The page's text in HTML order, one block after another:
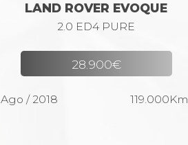
LAND ROVER EVOQUE
2.0 ED4 PURE
28.900€
Ago / 2018 119.000Km